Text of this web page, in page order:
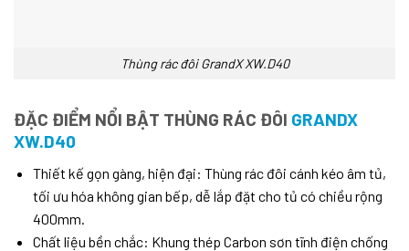
Thùng rác đôi GrandX XW.D40
ĐẶC ĐIỂM NỔI BẬT THÙNG RÁC ĐÔI GRANDX
XW.D40
Thiết kế gọn gàng, hiện đại: Thùng rác đôi cánh kéo âm tủ,
tối ưu hóa không gian bếp, dễ lắp đặt cho tủ có chiều rộng
400mm.
Chất liệu bền chắc: Khung thép Carbon sơn tĩnh điện chống